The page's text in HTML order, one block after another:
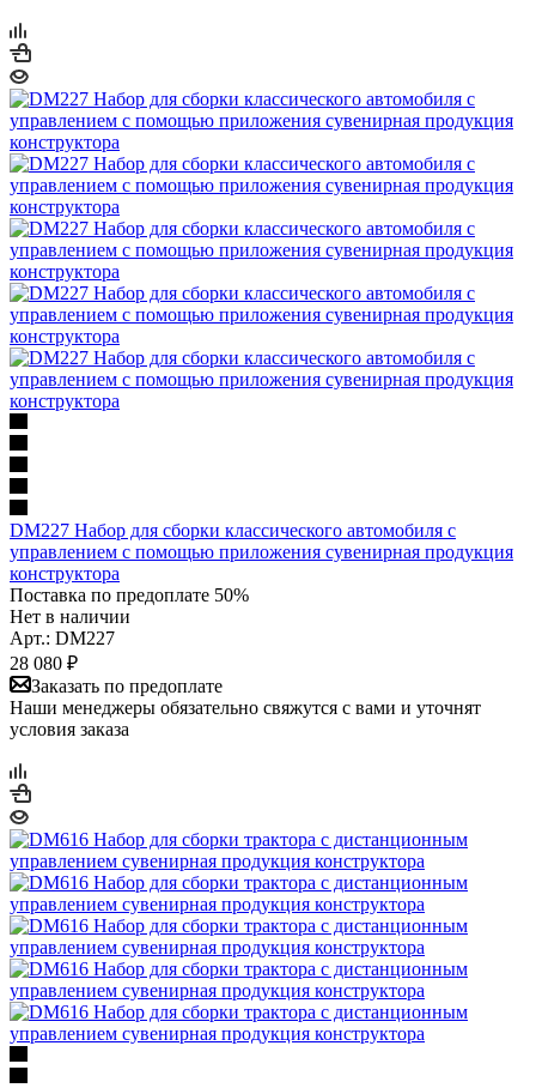
DM227 Набор для сборки классического автомобиля с
управлением с помощью приложения сувенирная продукция
конструктора
Поставка по предоплате 50%
Нет в наличии
Арт.: DM227
28 080 ₽
Заказать по предоплате
Наши менеджеры обязательно свяжутся с вами и уточнят
условия заказа